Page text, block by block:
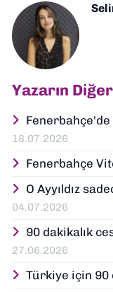
Yazarın Diğer
18.07.2026
Fenerbahçe
O Ayyıldız
04.07.2026
90 dakikalık
27.06.2026
Türkiye için 90